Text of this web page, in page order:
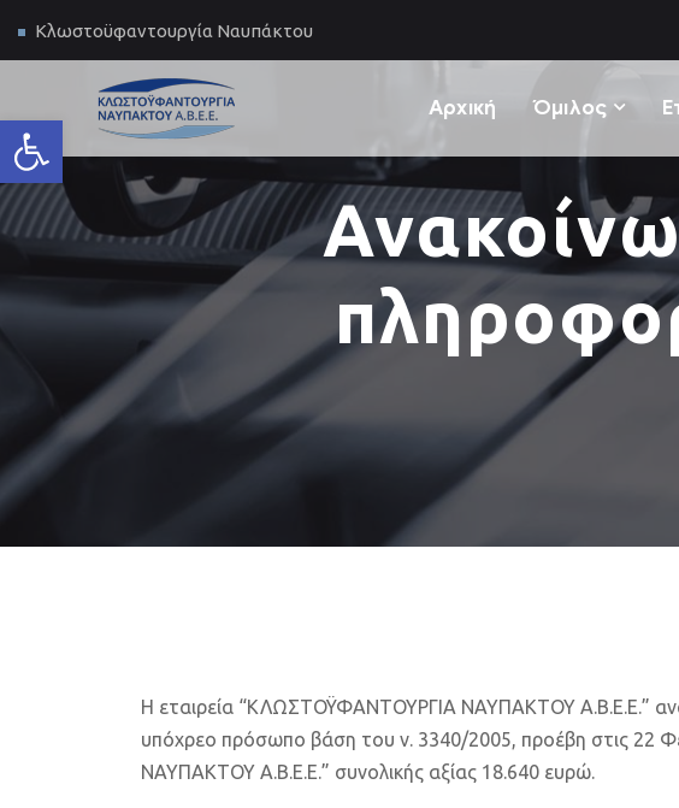
Ανοίξτε τη γραμμή εργαλείων
Κλωστοϋφαντουργία Ναυπάκτου
Αρχική Όμιλος
Η εταιρεία “ΚΛΩΣΤΟΫΦΑΝΤΟΥΡΓΙΑ ΝΑΥΠΑΚΤΟΥ Α.Β.Ε.Ε.”
υπόχρεο πρόσωπο βάση του ν. 3340/2005, προέβη στις 22
ΝΑΥΠΑΚΤΟΥ Α.Β.Ε.Ε.” συνολικής αξίας 18.640 ευρώ.